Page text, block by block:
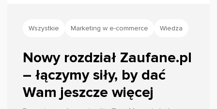
Wszystkie Marketing w e-commerce Wiedza
Nowy rozdział Zaufane.pl
– łączymy siły, by dać
Wam jeszcze więcej